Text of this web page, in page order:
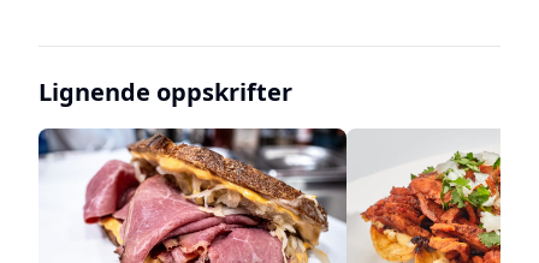
Lignende oppskrifter